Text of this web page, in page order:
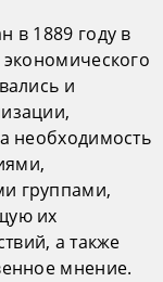
в 1889 году в
и
необходимость
группами,
их
а также
мнение.